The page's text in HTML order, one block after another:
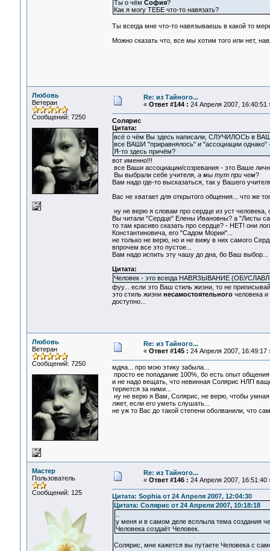
Ты о чём София?
Как я могу ТЕБЕ что-то навязать?
Ты всегда мне что-то навязываешь в какой то
Можно сказать что, все мы хотим того или нет,
Любовь
Ветеран
Сообщений: 7250
Re: из Тайного...
« Ответ #144 : 24 Апреля 2007, 16:40:51
Солярис
Цитата:
всё о чём Вы здесь написали, СЛУЧИЛОСЬ в
все ВАШИ "приравнялось" и "ассоциации однако"
Я-то здесь причём?
вот именно!!!
все Ваши ассоциации/созревания - это Ваше
Вы выбрали себе учителя, а мы тут при чем?
Вам надо где-то высказаться, так у Вашего
Вас не хватает для открытого общения... что же
ну не верю я словам про сердце из уст человека,
Вы читали "Сердце" Елены Ивановны? а "Листы
то там красиво сказать про сердце? - НЕТ! они
Константиновича, его "Садом Мории"...
не только не верю, но и не вижу в них самого
впрочем все это пустое...
Вам надо испить эту чашу до дна, бо Ваш выбор...
Цитата:
Человек - это всегда НАВЯЗЫВАНИЕ
фуу... если это Ваш стиль жизни, то не
это стиль жизни несамостоятельногочеловека и
доступно...
Любовь
Ветеран
Сообщений: 7250
Re: из Тайного...
« Ответ #145 : 24 Апреля 2007, 16:49:17
мдяа... про мою этику забыла...
просто ее попадание 100%, бо есть опыт
и не надо вещать, что невинная Солярис НЛП
теряется за ними...
ну не верю я Вам, Солярис, не верю, чтобы
лжет, если его уметь слушать...
не уж то Вас до такой степени оболванили, что
Мастер
Пользователь
Сообщений: 125
Re: из Тайного...
« Ответ #146 : 24 Апреля 2007, 16:51:40
Цитата: Sophia от 24 Апреля 2007, 12:04:30
Цитата: Солярис от 24 Апреля 2007, 10:18:18
у меня и в самом деле всплыла тема создания
Человека создаёт Человек.
Солярис, мне кажется вы путаете Человека с